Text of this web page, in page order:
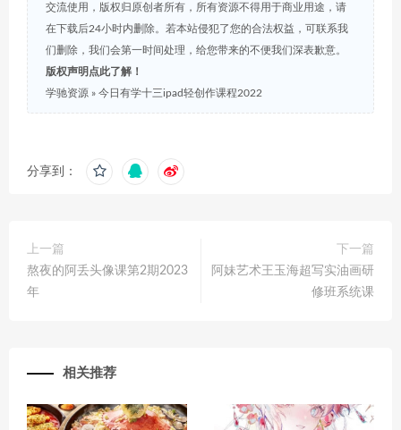
交流使用，版权归原创者所有，所有资源不得用于商业用途，请
在下载后24小时内删除。若本站侵犯了您的合法权益，可联系我
们删除，我们会第一时间处理，给您带来的不便我们深表歉意。
版权声明点此了解！
学驰资源 » 今日有学十三ipad轻创作课程2022
分享到：
上一篇
熬夜的阿丢头像课第2期2023
年
下一篇
阿妹艺术王玉海超写实油画研
修班系统课
相关推荐